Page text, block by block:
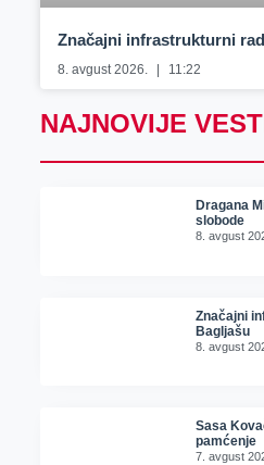
Značajni infrastrukturni
8. avgust 2026. 11:22
NAJNOVIJE
Dragana
slobode
8. avgust
Značajni
Bagljašu
8. avgust
Sasa
pamćenje
7. avgust